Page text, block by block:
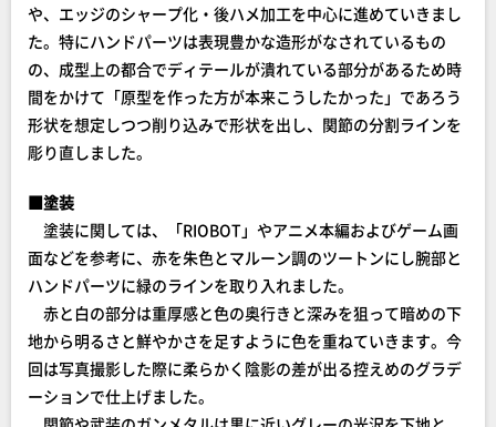
や、エッジのシャープ化・後ハメ加工を中心に進めていきまし
た。特にハンドパーツは表現豊かな造形がなされているもの
の、成型上の都合でディテールが潰れている部分があるため時
間をかけて「原型を作った方が本来こうしたかった」であろう
形状を想定しつつ削り込みで形状を出し、関節の分割ラインを
彫り直しました。
■塗装
塗装に関しては、「RIOBOT」やアニメ本編およびゲーム画
面などを参考に、赤を朱色とマルーン調のツートンにし腕部と
ハンドパーツに緑のラインを取り入れました。
赤と白の部分は重厚感と色の奥行きと深みを狙って暗めの下
地から明るさと鮮やかさを足すように色を重ねていきます。今
回は写真撮影した際に柔らかく陰影の差が出る控えめのグラデ
ーションで仕上げました。